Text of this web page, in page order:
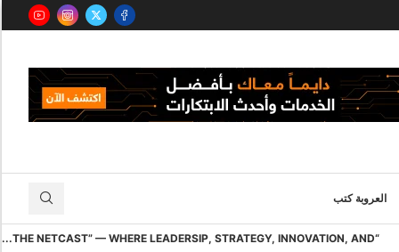
العروبة كتب
“THE NETCAST” — WHERE LEADERSIP, STRATEGY, INNOVATION, AND...